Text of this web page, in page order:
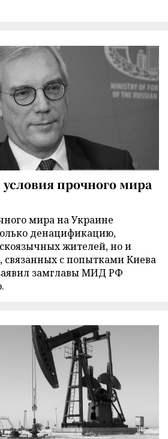
прочного мира
мира на Украине
денацификацию,
жителей, но и
связанных с попытками Киева
замглавы МИД РФ